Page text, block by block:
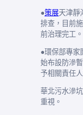
●策展天津靜
排查，目前
前治理完工。
●環保部專家
始布設防滲
予相關責任
華北污水滲
重視。